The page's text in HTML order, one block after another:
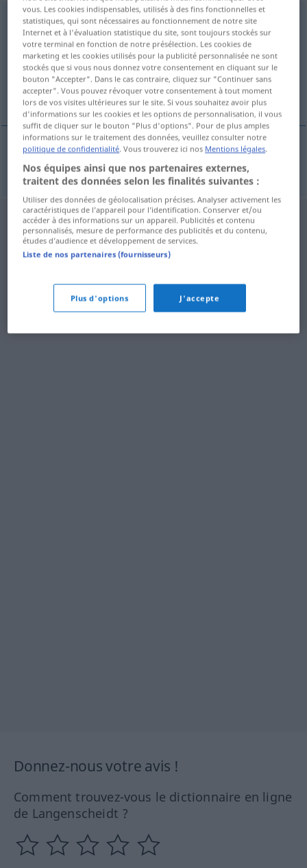
ekonomizovat <(im)pf;-zuji>
Vue d'ensemble de toutes les traductions
(Pour plus d'informations, cliquez sur/touchez la traduction)
sparen
sparen ekonomizovat
Donnez-nous votre avis !
Comment trouvez-vous le dictionnaire en ligne
de Langenscheidt ?
vous. Les cookies indispensables, utilisés à des fins fonctionnelles et
statistiques, qui sont nécessaires au fonctionnement de notre site
Internet et à l'évaluation statistique du site, sont toujours stockés sur
votre terminal en fonction de notre présélection. Les cookies de
marketing et les cookies utilisés pour la publicité personnalisée ne sont
stockés que si vous nous donnez votre consentement en cliquant sur le
bouton "Accepter". Dans le cas contraire, cliquez sur "Continuer sans
accepter". Vous pouvez révoquer votre consentement à tout moment
lors de vos visites ultérieures sur le site. Si vous souhaitez avoir plus
d'informations sur les cookies et les options de personnalisation, il vous
suffit de cliquer sur le bouton "Plus d'options". Pour de plus amples
informations sur le traitement des données, veuillez consulter notre
politique de confidentialité. Vous trouverez ici nos Mentions légales.
Nos équipes ainsi que nos partenaires externes,
traitent des données selon les finalités suivantes :
Utiliser des données de géolocalisation précises. Analyser activement les
caractéristiques de l’appareil pour l’identification. Conserver et/ou
accéder à des informations sur un appareil. Publicités et contenu
personnalisés, mesure de performance des publicités et du contenu,
études d’audience et développement de services.
Liste de nos partenaires (fournisseurs)
Plus d'options J'accepte